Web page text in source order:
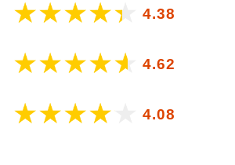
4.38
4.62
4.08